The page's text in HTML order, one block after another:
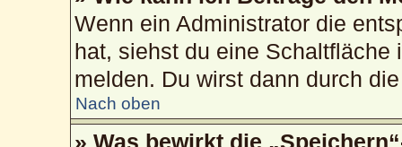
Wenn ein Administrator die
hat, siehst du eine
melden. Du wirst dann durch
Nach oben
» Was bewirkt die